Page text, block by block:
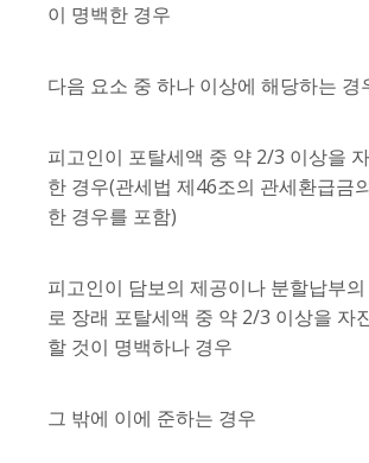
이 명백한 경우
다음 요소 중 하나 이상에 해당하는 경
피고인이 포탈세액 중 약 2/3 이상을
한 경우(관세법 제46조의 관세환급금
한 경우를 포함)
피고인이 담보의 제공이나 분할납부
로 장래 포탈세액 중 약 2/3 이상을 자
할 것이 명백하나 경우
그 밖에 이에 준하는 경우